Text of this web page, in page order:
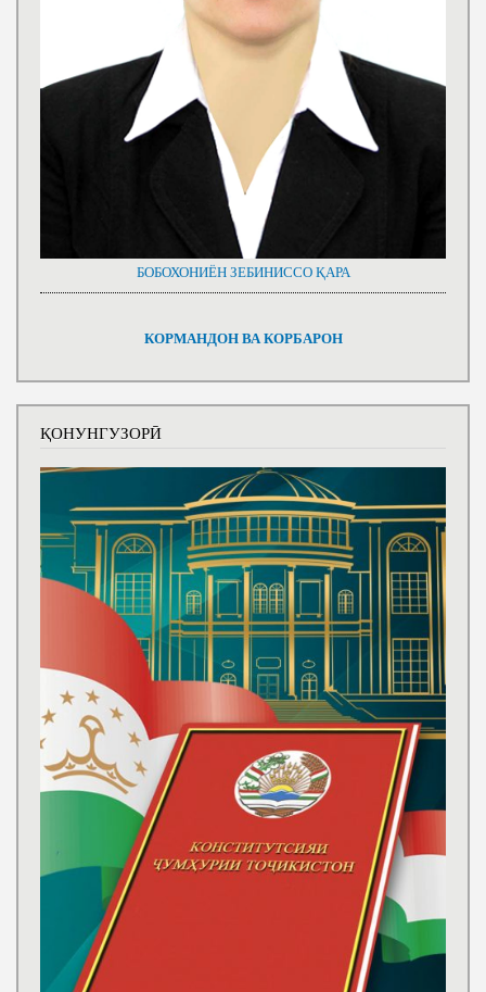
БОБОХОНИЁН ЗЕБИНИССО ҚАРА
КОРМАНДОН ВА КОРБАРОН
ҚОНУНГУЗОРӢ